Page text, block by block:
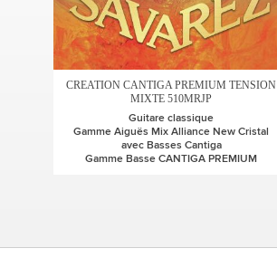
CREATION CANTIGA PREMIUM TENSION
MIXTE 510MRJP
Guitare classique
Gamme Aiguës Mix Alliance New Cristal
avec Basses Cantiga
Gamme Basse CANTIGA PREMIUM